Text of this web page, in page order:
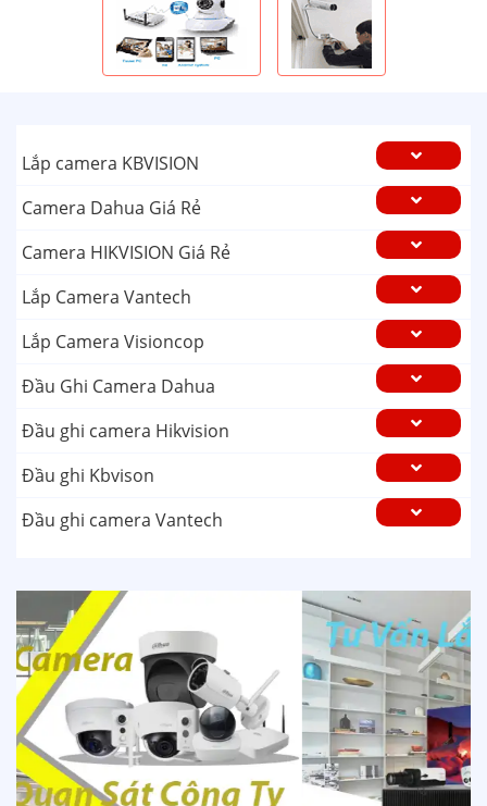
Lắp camera KBVISION
Camera Dahua Giá Rẻ
Camera HIKVISION Giá Rẻ
Lắp Camera Vantech
Lắp Camera Visioncop
Đầu Ghi Camera Dahua
Đầu ghi camera Hikvision
Đầu ghi Kbvison
Đầu ghi camera Vantech